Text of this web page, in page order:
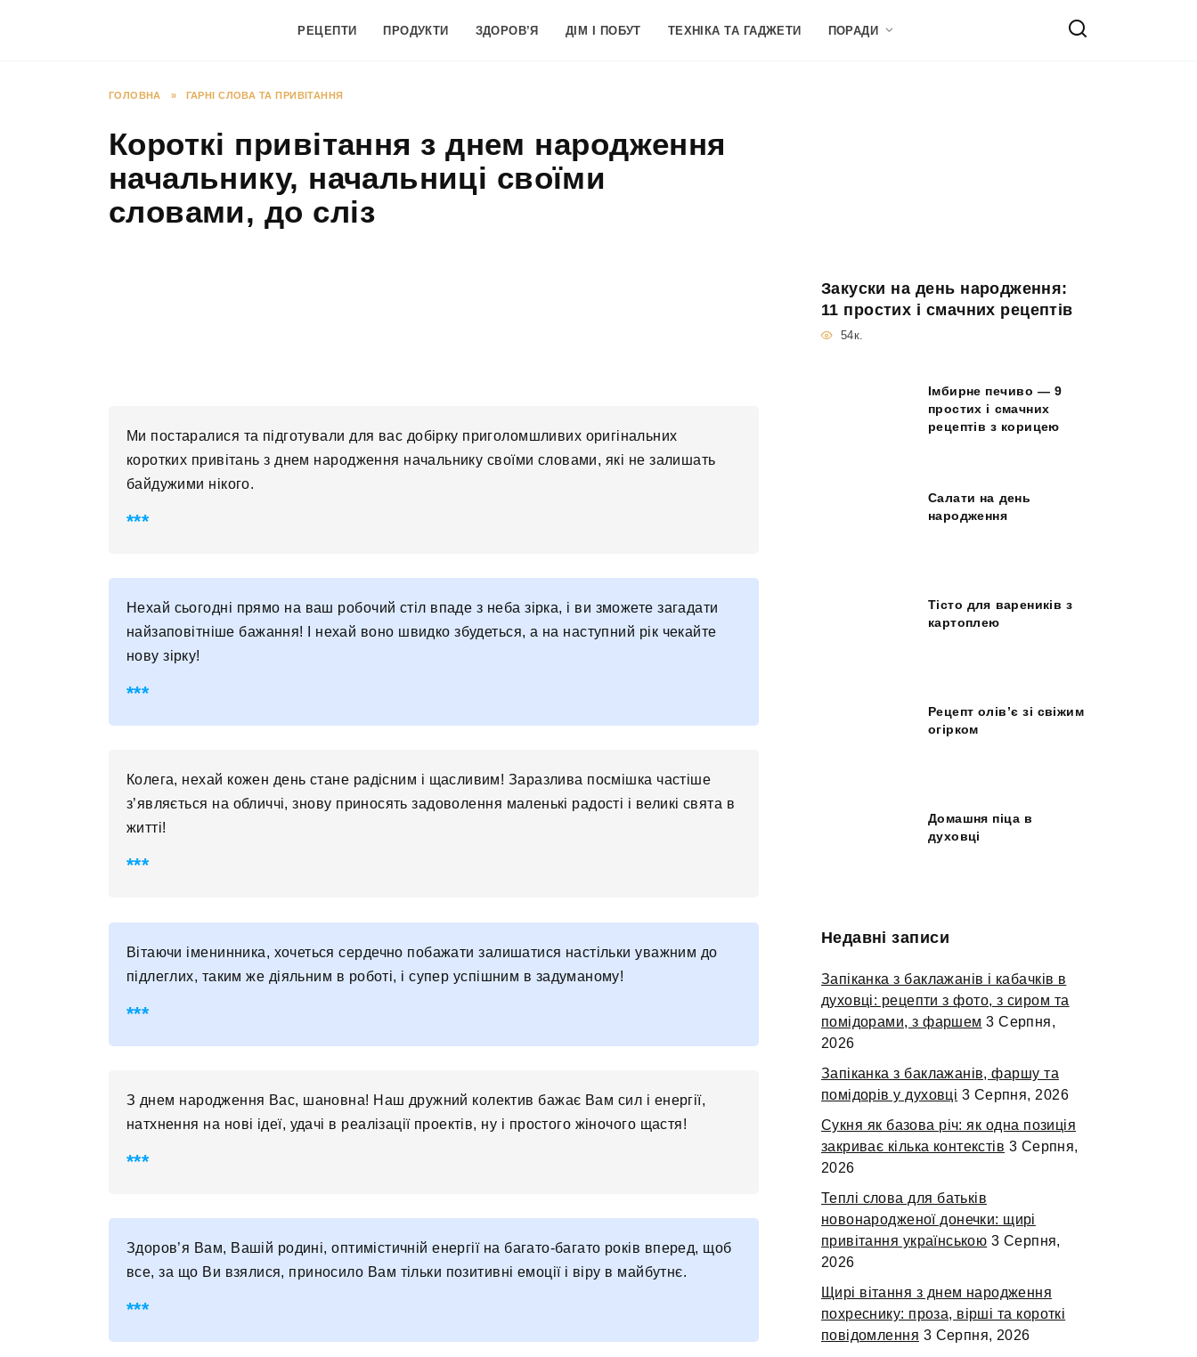
РЕЦЕПТИ ПРОДУКТИ ЗДОРОВ’Я ДІМ І ПОБУТ ТЕХНІКА ТА ГАДЖЕТИ ПОРАДИ
ГОЛОВНА » ГАРНІ СЛОВА ТА ПРИВІТАННЯ
Короткі привітання з днем народження
начальнику, начальниці своїми
словами, до сліз
Ми постаралися та підготували для вас добірку приголомшливих оригінальних
коротких привітань з днем народження начальнику своїми словами, які не залишать
байдужими нікого.
Нехай сьогодні прямо на ваш робочий стіл впаде з неба зірка, і ви зможете загадати
найзаповітніше бажання! І нехай воно швидко збудеться, а на наступний рік чекайте
нову зірку!
Колега, нехай кожен день стане радісним і щасливим! Заразлива посмішка частіше
з’являється на обличчі, знову приносять задоволення маленькі радості і великі свята в
житті!
Вітаючи іменинника, хочеться сердечно побажати залишатися настільки уважним до
підлеглих, таким же діяльним в роботі, і супер успішним в задуманому!
З днем ​​народження Вас, шановна! Наш дружний колектив бажає Вам сил і енергії,
натхнення на нові ідеї, удачі в реалізації проектів, ну і простого жіночого щастя!
Здоров’я Вам, Вашій родині, оптимістичній енергії на багато-багато років вперед, щоб
все, за що Ви взялися, приносило Вам тільки позитивні емоції і віру в майбутнє.
Закуски на день народження:
11 простих і смачних рецептів
54к.
Імбирне печиво — 9
простих і смачних
рецептів з корицею
Салати на день
народження
Тісто для вареників з
картоплею
Рецепт олів’є зі свіжим
огірком
Домашня піца в
духовці
Недавні записи
Запіканка з баклажанів і кабачків в
духовці: рецепти з фото, з сиром та
помідорами, з фаршем 3 Серпня,
2026
Запіканка з баклажанів, фаршу та
помідорів у духовці 3 Серпня, 2026
Сукня як базова річ: як одна позиція
закриває кілька контекстів 3 Серпня,
2026
Теплі слова для батьків
новонародженої донечки: щирі
привітання українською 3 Серпня,
2026
Щирі вітання з днем народження
похреснику: проза, вірші та короткі
повідомлення 3 Серпня, 2026